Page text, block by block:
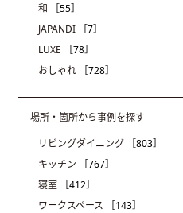
和
［55］
JAPANDI
［7］
LUXE
［78］
おしゃれ
［728］
場所・箇所から事例を探す
リビングダイニング
［803］
キッチン
［767］
寝室
［412］
ワークスペース
［143］